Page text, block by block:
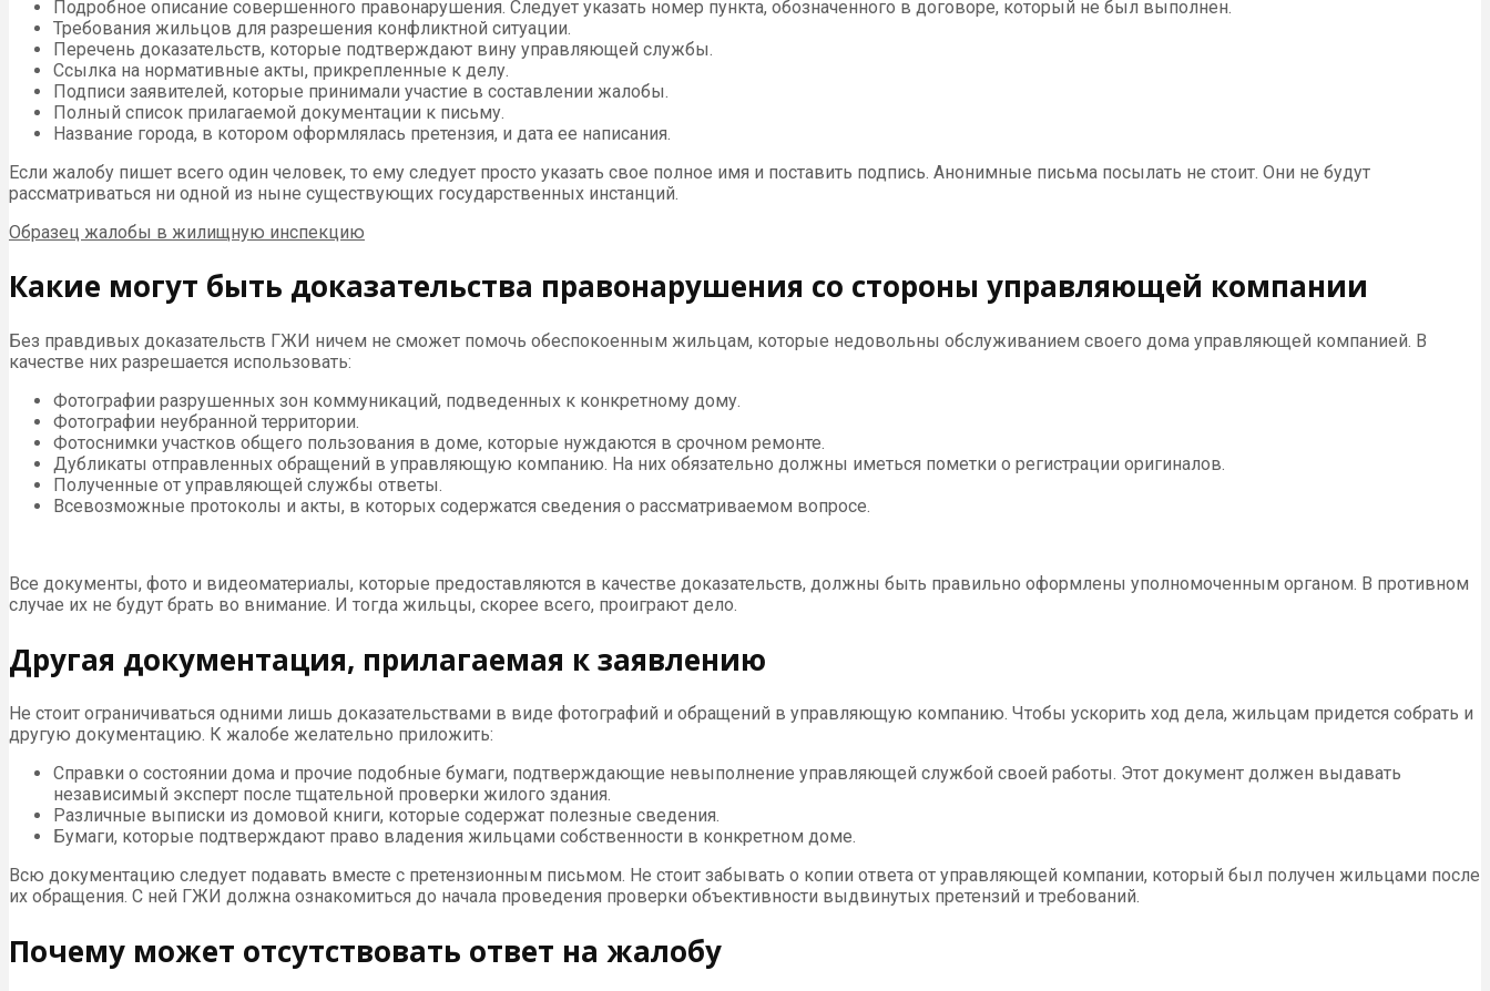
Подробное описание совершенного правонарушения. Следует указать номер пункта, обозначенного в договоре, который не был выполнен.
Требования жильцов для разрешения конфликтной ситуации.
Перечень доказательств, которые подтверждают вину управляющей службы.
Ссылка на нормативные акты, прикрепленные к делу.
Подписи заявителей, которые принимали участие в составлении жалобы.
Полный список прилагаемой документации к письму.
Название города, в котором оформлялась претензия, и дата ее написания.
Если жалобу пишет всего один человек, то ему следует просто указать свое полное имя и поставить подпись. Анонимные письма посылать не стоит. Они не будут
рассматриваться ни одной из ныне существующих государственных инстанций.
Образец жалобы в жилищную инспекцию
Какие могут быть доказательства правонарушения со стороны управляющей компании
Без правдивых доказательств ГЖИ ничем не сможет помочь обеспокоенным жильцам, которые недовольны обслуживанием своего дома управляющей компанией. В
качестве них разрешается использовать:
Фотографии разрушенных зон коммуникаций, подведенных к конкретному дому.
Фотографии неубранной территории.
Фотоснимки участков общего пользования в доме, которые нуждаются в срочном ремонте.
Дубликаты отправленных обращений в управляющую компанию. На них обязательно должны иметься пометки о регистрации оригиналов.
Полученные от управляющей службы ответы.
Всевозможные протоколы и акты, в которых содержатся сведения о рассматриваемом вопросе.
Все документы, фото и видеоматериалы, которые предоставляются в качестве доказательств, должны быть правильно оформлены уполномоченным органом. В противном
случае их не будут брать во внимание. И тогда жильцы, скорее всего, проиграют дело.
Другая документация, прилагаемая к заявлению
Не стоит ограничиваться одними лишь доказательствами в виде фотографий и обращений в управляющую компанию. Чтобы ускорить ход дела, жильцам придется собрать и
другую документацию. К жалобе желательно приложить:
Справки о состоянии дома и прочие подобные бумаги, подтверждающие невыполнение управляющей службой своей работы. Этот документ должен выдавать
независимый эксперт после тщательной проверки жилого здания.
Различные выписки из домовой книги, которые содержат полезные сведения.
Бумаги, которые подтверждают право владения жильцами собственности в конкретном доме.
Всю документацию следует подавать вместе с претензионным письмом. Не стоит забывать о копии ответа от управляющей компании, который был получен жильцами после
их обращения. С ней ГЖИ должна ознакомиться до начала проведения проверки объективности выдвинутых претензий и требований.
Почему может отсутствовать ответ на жалобу